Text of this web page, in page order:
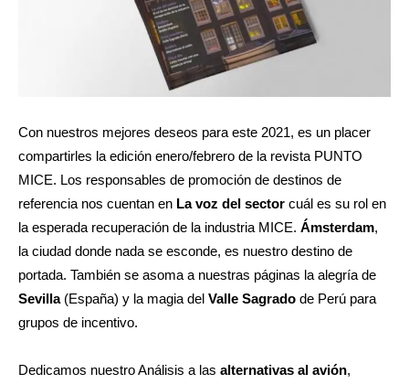
Con nuestros mejores deseos para este 2021, es un placer
compartirles la edición enero/febrero de la revista PUNTO
MICE. Los responsables de promoción de destinos de
referencia nos cuentan en La voz del sector cuál es su rol en
la esperada recuperación de la industria MICE. Ámsterdam,
la ciudad donde nada se esconde, es nuestro destino de
portada. También se asoma a nuestras páginas la alegría de
Sevilla(España) y la magia del Valle Sagrado de Perú para
grupos de incentivo.
Dedicamos nuestro Análisis a las alternativas al avión,